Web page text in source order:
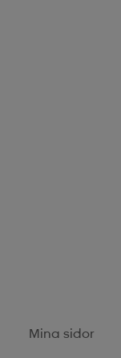
Mina sidor